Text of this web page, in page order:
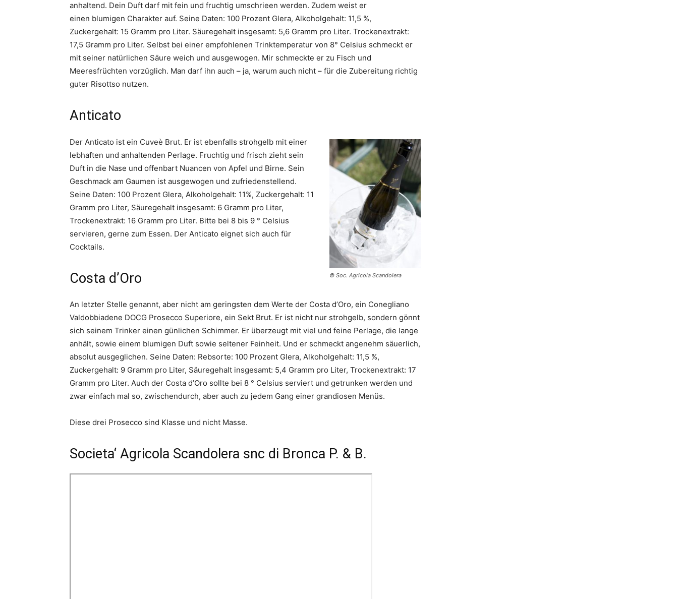
anhaltend. Dein Duft darf mit fein und fruchtig umschrieen werden. Zudem weist er
einen blumigen Charakter auf. Seine Daten: 100 Prozent Glera, Alkoholgehalt: 11,5 %,
Zuckergehalt: 15 Gramm pro Liter. Säuregehalt insgesamt: 5,6 Gramm pro Liter. Trockenextrakt:
17,5 Gramm pro Liter. Selbst bei einer empfohlenen Trinktemperatur von 8° Celsius schmeckt er
mit seiner natürlichen Säure weich und ausgewogen. Mir schmeckte er zu Fisch und
Meeresfrüchten vorzüglich. Man darf ihn auch – ja, warum auch nicht – für die Zubereitung richtig
guter Risottso nutzen.
Anticato
© Soc. Agricola Scandolera
Der Anticato ist ein Cuveè Brut. Er ist ebenfalls strohgelb mit einer
lebhaften und anhaltenden Perlage. Fruchtig und frisch zieht sein
Duft in die Nase und offenbart Nuancen von Apfel und Birne. Sein
Geschmack am Gaumen ist ausgewogen und zufriedenstellend.
Seine Daten: 100 Prozent Glera, Alkoholgehalt: 11%, Zuckergehalt: 11
Gramm pro Liter, Säuregehalt insgesamt: 6 Gramm pro Liter,
Trockenextrakt: 16 Gramm pro Liter. Bitte bei 8 bis 9 ° Celsius
servieren, gerne zum Essen. Der Anticato eignet sich auch für
Cocktails.
Costa d’Oro
An letzter Stelle genannt, aber nicht am geringsten dem Werte der Costa d’Oro, ein Conegliano
Valdobbiadene DOCG Prosecco Superiore, ein Sekt Brut. Er ist nicht nur strohgelb, sondern gönnt
sich seinem Trinker einen günlichen Schimmer. Er überzeugt mit viel und feine Perlage, die lange
anhält, sowie einem blumigen Duft sowie seltener Feinheit. Und er schmeckt angenehm säuerlich,
absolut ausgeglichen. Seine Daten: Rebsorte: 100 Prozent Glera, Alkoholgehalt: 11,5 %,
Zuckergehalt: 9 Gramm pro Liter, Säuregehalt insgesamt: 5,4 Gramm pro Liter, Trockenextrakt: 17
Gramm pro Liter. Auch der Costa d’Oro sollte bei 8 ° Celsius serviert und getrunken werden und
zwar einfach mal so, zwischendurch, aber auch zu jedem Gang einer grandiosen Menüs.
Diese drei Prosecco sind Klasse und nicht Masse.
Societa‘ Agricola Scandolera snc di Bronca P. & B.